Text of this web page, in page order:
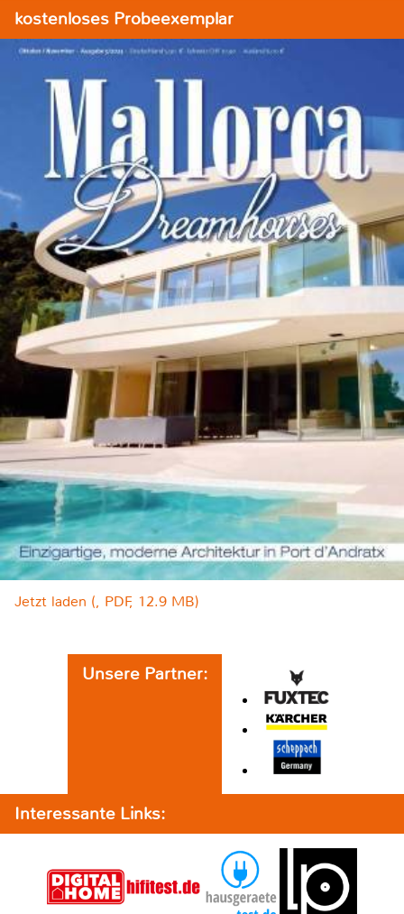
kostenloses Probeexemplar
Jetzt laden (, PDF, 12.9 MB)
Unsere Partner:
Interessante Links: